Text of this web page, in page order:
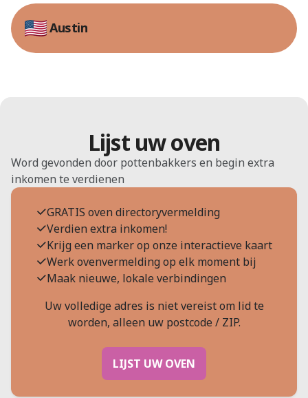
Austin
Lijst uw oven
Word gevonden door pottenbakkers en begin extra
inkomen te verdienen
GRATIS oven directoryvermelding
Verdien extra inkomen!
Krijg een marker op onze interactieve kaart
Werk ovenvermelding op elk moment bij
Maak nieuwe, lokale verbindingen
Uw volledige adres is niet vereist om lid te
worden, alleen uw postcode / ZIP.
LIJST UW OVEN